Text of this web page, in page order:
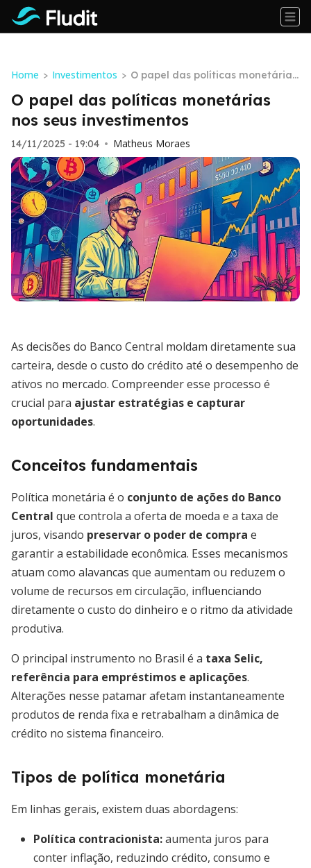
Home > Investimentos > O papel das políticas monetárias
nos seus investimentos
O papel das políticas monetárias
nos seus investimentos
14/11/2025 - 19:04 • Matheus Moraes
As decisões do Banco Central moldam diretamente sua
carteira, desde o custo do crédito até o desempenho de
ativos no mercado. Compreender esse processo é
crucial para ajustar estratégias e capturar
oportunidades.
Conceitos fundamentais
Política monetária é o conjunto de ações do Banco
Central que controla a oferta de moeda e a taxa de
juros, visando preservar o poder de compra e
garantir a estabilidade econômica. Esses mecanismos
atuam como alavancas que aumentam ou reduzem o
volume de recursos em circulação, influenciando
diretamente o custo do dinheiro e o ritmo da atividade
produtiva.
O principal instrumento no Brasil é a taxa Selic,
referência para empréstimos e aplicações.
Alterações nesse patamar afetam instantaneamente
produtos de renda fixa e retrabalham a dinâmica de
crédito no sistema financeiro.
Tipos de política monetária
Em linhas gerais, existem duas abordagens:
Política contracionista:aumenta juros para
conter inflação, reduzindo crédito, consumo e